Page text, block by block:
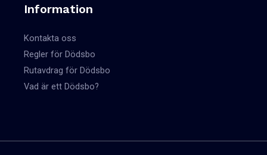
Information
Kontakta oss
Regler för Dödsbo
Rutavdrag för Dödsbo
Vad är ett Dödsbo?